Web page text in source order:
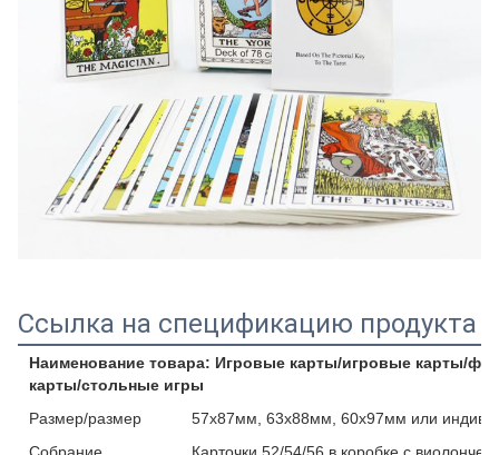
Ссылка на спецификацию продукта
Наименование товара: Игровые карты/игровые карты/
карты/стольные игры
Размер/размер
57x87мм, 63x88мм, 60x97мм или